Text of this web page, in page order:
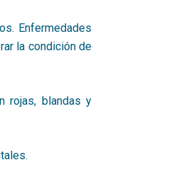
Enfermedades
la condición de
rojas, blandas y